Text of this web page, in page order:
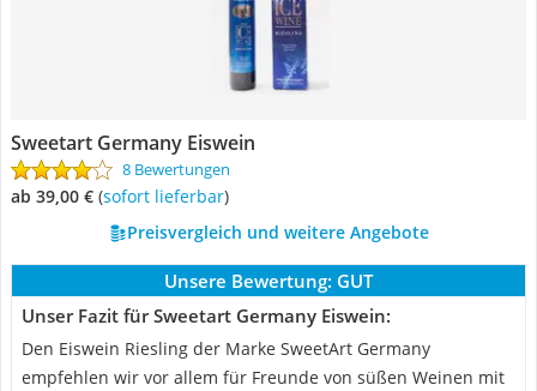
Sweetart Germany Eiswein
8 Bewertungen
ab 39,00 € ( Sofort lieferbar)
Preisvergleich und weitere Angebote
Unsere Bewertung: GUT
Unser Fazit für Sweetart Germany Eiswein:
Den Eiswein Riesling der Marke SweetArt Germany
empfehlen wir vor allem für Freunde von süßen Weinen mit